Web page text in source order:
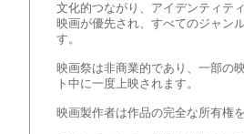
文化的つながり、アイデンティテ
映画が優先され、すべてのジャン
す。
映画祭は非商業的であり、一部の
ト中に一度上映されます。
映画製作者は作品の完全な所有権